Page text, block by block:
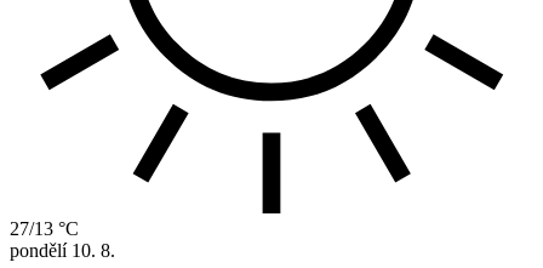
27/13 °C
pondělí 10. 8.